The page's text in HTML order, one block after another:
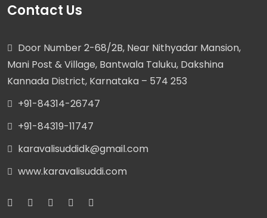
Contact Us
Door Number 2-68/2B, Near Nithyadar Mansion,
Mani Post & Village, Bantwala Taluku, Dakshina
Kannada District, Karnataka – 574 253
+91-84314-26747
+91-84319-11747
karavalisuddidk@gmail.com
www.karavalisuddi.com